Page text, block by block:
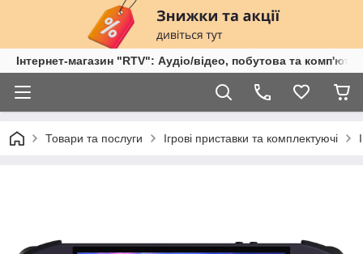
Інтернет-магазин "RTV": Аудіо/відео, побутова та
Товари та послуги Ігрові приставки та комплектуючі